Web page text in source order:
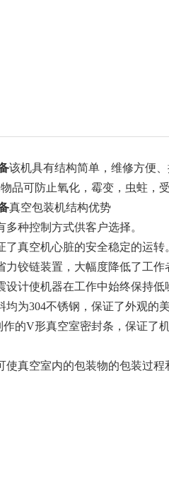
该机具有结构简单，维修方便
品可防止氧化，霉变，虫蛀，
真空包装机结构优势
有多种控制方式供客户选择
证了真空机心脏的安全稳定
力铰链装置，大幅度降低了
震设计使机器在工作中始终
均为304不锈钢，保证了外
的V形真空室密封条，保证了
使真空室内的包装物的包装过程